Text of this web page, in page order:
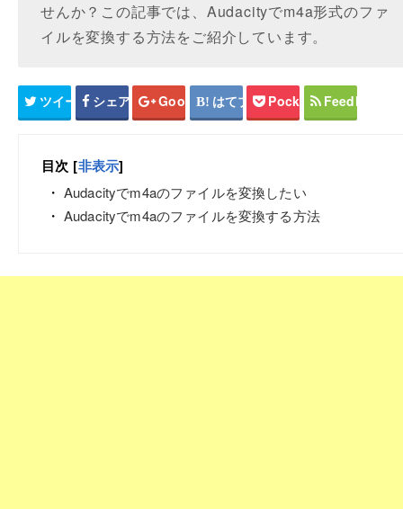
せんか？この記事では、Audacityでm4a形式のファ
イルを変換する方法をご紹介しています。
ツイート シェア Google+ はてブ Pocket Feedly
目次 [非表示]
Audacityでm4aのファイルを変換したい
Audacityでm4aのファイルを変換する方法